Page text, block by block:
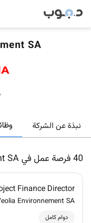
SA
نبذة عن الشركة
40فرصة عمل في Veolia Environnement SA
Finance Director
Environnement SA
دوام كامل